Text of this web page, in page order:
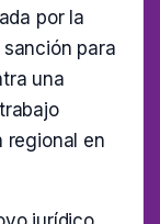
por la
para
una
regional en